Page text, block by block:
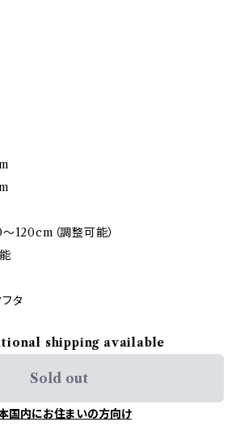
120cm（調整可能）
タ
shipping available
Sold out
国内にお住まいの方向け